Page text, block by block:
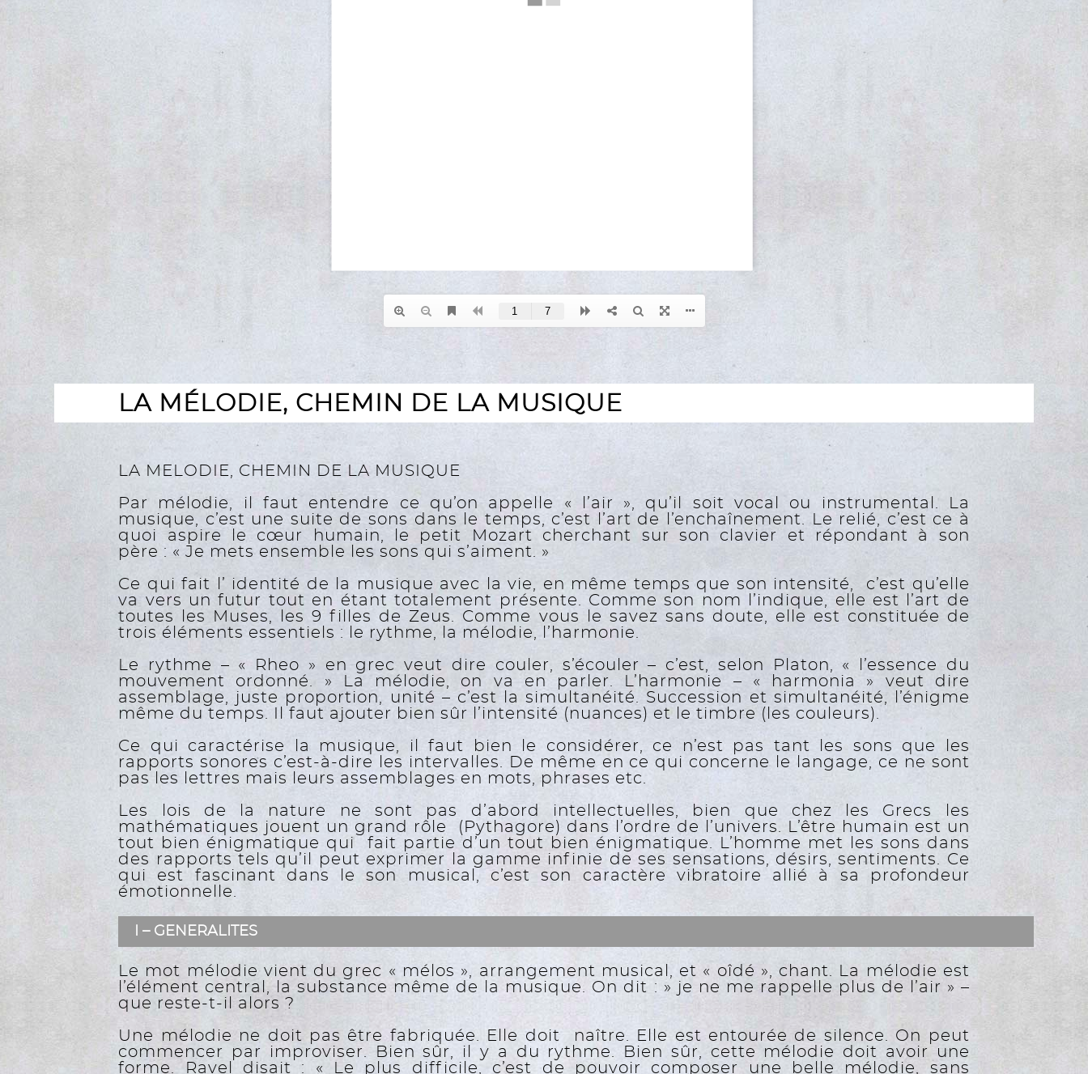
LA MÉLODIE, CHEMIN DE LA MUSIQUE
LA MELODIE, CHEMIN DE LA MUSIQUE
Par mélodie, il faut entendre ce qu’on appelle « l’air », qu’il soit vocal ou instrumental. La
musique, c’est une suite de sons dans le temps, c’est l’art de l’enchaînement. Le relié, c’est ce à
quoi aspire le cœur humain, le petit Mozart cherchant sur son clavier et répondant à son
père : « Je mets ensemble les sons qui s’aiment. »
Ce qui fait l’ identité de la musique avec la vie, en même temps que son intensité, c’est qu’elle
va vers un futur tout en étant totalement présente. Comme son nom l’indique, elle est l’art de
toutes les Muses, les 9 filles de Zeus. Comme vous le savez sans doute, elle est constituée de
trois éléments essentiels : le rythme, la mélodie, l’harmonie.
Le rythme – « Rheo » en grec veut dire couler, s’écouler – c’est, selon Platon, « l’essence du
mouvement ordonné. » La mélodie, on va en parler. L’harmonie – « harmonia » veut dire
assemblage, juste proportion, unité – c’est la simultanéité. Succession et simultanéité, l’énigme
même du temps. Il faut ajouter bien sûr l’intensité (nuances) et le timbre (les couleurs).
Ce qui caractérise la musique, il faut bien le considérer, ce n’est pas tant les sons que les
rapports sonores c’est-à-dire les intervalles. De même en ce qui concerne le langage, ce ne sont
pas les lettres mais leurs assemblages en mots, phrases etc.
Les lois de la nature ne sont pas d’abord intellectuelles, bien que chez les Grecs les
mathématiques jouent un grand rôle (Pythagore) dans l’ordre de l’univers. L’être humain est un
tout bien énigmatique qui fait partie d’un tout bien énigmatique. L’homme met les sons dans
des rapports tels qu’il peut exprimer la gamme infinie de ses sensations, désirs, sentiments. Ce
qui est fascinant dans le son musical, c’est son caractère vibratoire allié à sa profondeur
émotionnelle.
I – GENERALITES
Le mot mélodie vient du grec « mélos », arrangement musical, et « oîdé », chant. La mélodie est
l’élément central, la substance même de la musique. On dit : » je ne me rappelle plus de l’air » –
que reste-t-il alors ?
Une mélodie ne doit pas être fabriquée. Elle doit naître. Elle est entourée de silence. On peut
commencer par improviser. Bien sûr, il y a du rythme. Bien sûr, cette mélodie doit avoir une
forme. Ravel disait : « Le plus difficile, c’est de pouvoir composer une belle mélodie, sans